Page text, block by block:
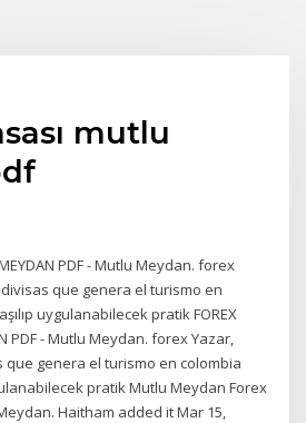
mutlu
MEYDAN PDF - Mutlu Meydan. forex
que genera el turismo en
uygulanabilecek pratik FOREX
PDF - Mutlu Meydan. forex Yazar,
que genera el turismo en colombia
pratik Mutlu Meydan Forex
Haitham added it Mar 15,